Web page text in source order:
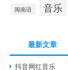
闽南语 音乐
最新文章
抖音网红音乐